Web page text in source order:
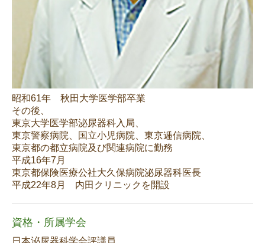
昭和61年 秋田大学医学部卒業
その後、
東京大学医学部泌尿器科入局、
東京警察病院、国立小児病院、東京逓信病院、
東京都の都立病院及び関連病院に勤務
平成16年7月
東京都保険医療公社大久保病院泌尿器科医長
平成22年8月 内田クリニックを開設
資格・所属学会
日本泌尿器科学会評議員